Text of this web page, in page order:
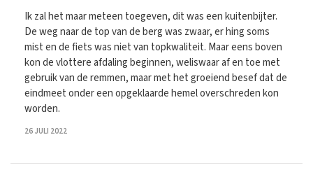
Ik zal het maar meteen toegeven, dit was een kuitenbijter.
De weg naar de top van de berg was zwaar, er hing soms
mist en de fiets was niet van topkwaliteit. Maar eens boven
kon de vlottere afdaling beginnen, weliswaar af en toe met
gebruik van de remmen, maar met het groeiend besef dat de
eindmeet onder een opgeklaarde hemel overschreden kon
worden.
26 JULI 2022